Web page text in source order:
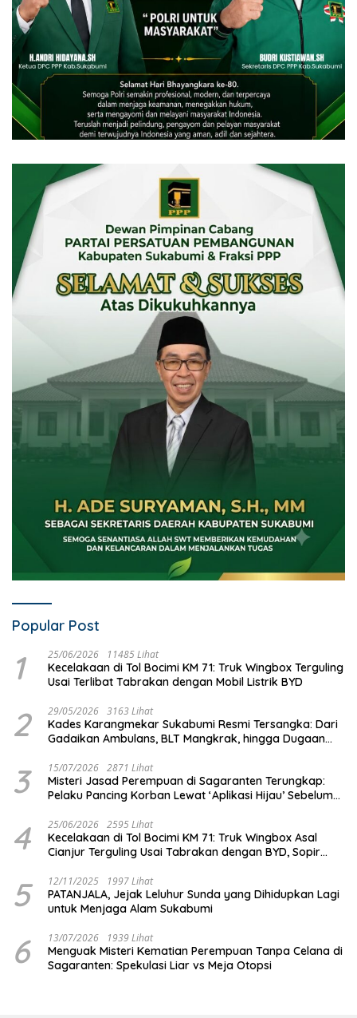
Popular Post
1 25/06/2026 11485 Lihat
Kecelakaan di Tol Bocimi KM 71: Truk Wingbox Terguling
Usai Terlibat Tabrakan dengan Mobil Listrik BYD
2 29/05/2026 3163 Lihat
Kades Karangmekar Sukabumi Resmi Tersangka: Dari
Gadaikan Ambulans, BLT Mangkrak, hingga Dugaan
3 15/07/2026 2871 Lihat
Misteri Jasad Perempuan di Sagaranten Terungkap:
Pelaku Pancing Korban Lewat ‘Aplikasi Hijau’ Sebelum
4 25/06/2026 2595 Lihat
Kecelakaan di Tol Bocimi KM 71: Truk Wingbox Asal
Cianjur Terguling Usai Tabrakan dengan BYD, Sopir
5 12/11/2025 1997 Lihat
PATANJALA, Jejak Leluhur Sunda yang Dihidupkan Lagi
untuk Menjaga Alam Sukabumi
6 13/07/2026 1939 Lihat
Menguak Misteri Kematian Perempuan Tanpa Celana di
Sagaranten: Spekulasi Liar vs Meja Otopsi